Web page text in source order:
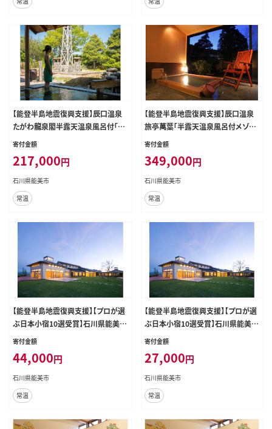
【能登半島地震復興支援】辰口温泉
たがわ龍泉閣半露天温泉風呂付「椿
苑」ペアー宿泊券
寄付金額
217,000円
石川県能美市
常温
【能登半島地震復興支援】辰口温泉
旅亭萬葉「半露天温泉風呂付メゾネ
ットタイプ」ペアー宿泊券
寄付金額
349,000円
石川県能美市
常温
【能登半島地震復興支援】【プロが選
ぶ日本小宿10選受賞】石川県能美市
九谷ステイ 1泊1名様（洋室）朝・夕食
寄付金額
44,000円
石川県能美市
常温
【能登半島地震復興支援】【プロが選
ぶ日本小宿10選受賞】石川県能美市
九谷ステイ 1泊1名様（洋室）朝食付
寄付金額
27,000円
石川県能美市
常温